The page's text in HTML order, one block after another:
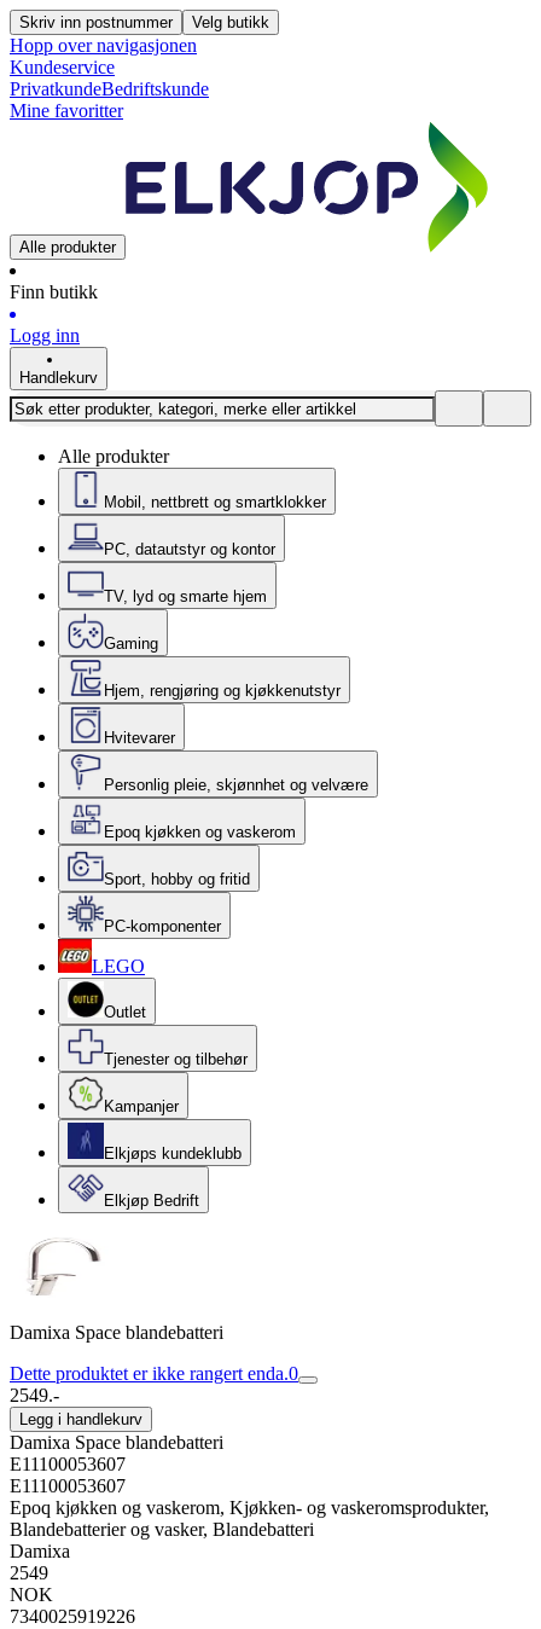
Skriv inn postnummer Velg butikk
Hopp over navigasjonen
Kundeservice
PrivatkundeBedriftskunde
Mine favoritter
Alle produkter
Finn butikk
Logg inn
Handlekurv
Alle produkter
Mobil, nettbrett og smartklokker
PC, datautstyr og kontor
TV, lyd og smarte hjem
Gaming
Hjem, rengjøring og kjøkkenutstyr
Hvitevarer
Personlig pleie, skjønnhet og velvære
Epoq kjøkken og vaskerom
Sport, hobby og fritid
PC-komponenter
LEGO
Outlet
Tjenester og tilbehør
Kampanjer
Elkjøps kundeklubb
Elkjøp Bedrift
Damixa Space blandebatteri
Dette produktet er ikke rangert enda.0
2549.-
Legg i handlekurv
Damixa Space blandebatteri
E11100053607
E11100053607
Epoq kjøkken og vaskerom, Kjøkken- og vaskeromsprodukter,
Blandebatterier og vasker, Blandebatteri
Damixa
2549
NOK
7340025919226